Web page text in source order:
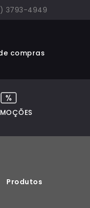
3793-4949
compras
Produtos